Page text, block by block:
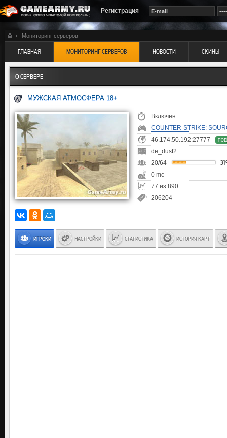
Регистрация
Мониторинг серверов
ГЛАВНАЯ МОНИТОРИНГ СЕРВЕРОВ НОВОСТИ СКИНЫ
О СЕРВЕРЕ
МУЖСКАЯ АТМОСФЕРА 18+
Включен
COUNTER-STRIKE:
46.174.50.192:27777
de_dust2
20/64
0 mc
77 из 890
206204
ИГРОКИ НАСТРОЙКИ СТАТИСТИКА ИСТОРИЯ КАРТ